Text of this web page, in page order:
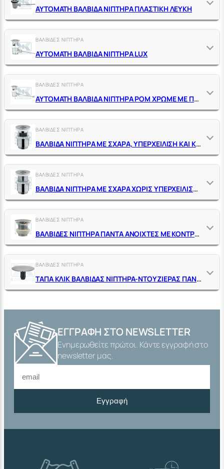
ΑΥΤΟΜΑΤΗ ΒΑΛΒΙΔΑ ΝΙΠΤΗΡΑ ΠΛΑΣΤΙΚΗ ΛΕΥΚΗ
ΒΑΛΒΙΔΕΣ ΝΙΠΤΗΡΑ
ΑΥΤΟΜΑΤΗ ΒΑΛΒΙΔΑ ΝΙΠΤΗΡΑ LUX
ΒΑΛΒΙΔΕΣ ΝΙΠΤΗΡΑ
ΑΥΤΟΜΑΤΗ ΒΑΛΒΙΔΑ ΝΙΠΤΗΡΑ ΡΟΜ ΧΡΩΜΕ ΜΕ ΠΟΜΟΛΟ, ΚΟΡΜΟΣ Φ44 ΓΥΑΛΙΣΜΕΝΟΣ
ΒΑΛΒΙΔΕΣ ΝΙΠΤΗΡΑ
ΒΑΛΒΙΔΑ ΝΙΠΤΗΡΑ ΜΕ ΣΧΑΡΑ, ΥΠΕΡΧΕΙΛΙΣΗ ΚΑΙ ΚΥΛΙΝΔΡΙΚΟ ΠΑΞΙΜΑΔΙ ΟΡΕΙΧΑΛΚΙΝΗ ΧΡΩΜΕ
ΒΑΛΒΙΔΕΣ ΝΙΠΤΗΡΑ
ΒΑΛΒΙΔΑ ΝΙΠΤΗΡΑ ΜΕ ΣΧΑΡΑ ΧΩΡΙΣ ΥΠΕΡΧΕΙΛΙΣΗ ΜΕ ΚΥΛΙΝΔΡΙΚΟ ΠΑΞΙΜΑΔΙ ΟΡΕΙΧΑΛΚΙΝΗ ΧΡΩΜΕ
ΒΑΛΒΙΔΕΣ ΝΙΠΤΗΡΑ
ΒΑΛΒΙΔΕΣ ΝΙΠΤΗΡΑ ΠΑΝΤΑ ΑΝΟΙΧΤΕΣ ΜΕ ΚΟΝΤΡΑ ΠΑΞΙΜΑΔΙ ΧΩΡΙΣ ΥΠΕΡΧΕΙΛΙΣΗ ΟΡΕΙΧΑΛΚΙΝΕΣ ΧΡΩΜΕ
ΒΑΛΒΙΔΕΣ ΝΙΠΤΗΡΑ
ΤΑΠΑ ΚΛΙΚ ΒΑΛΒΙΔΑΣ ΝΙΠΤΗΡΑ-ΝΤΟΥΖΙΕΡΑΣ ΠΑΝΤΑ ΑΝΟΙΧΤΗ ΟΡΕΙΧΑΛΚΙΝΗ
ΕΓΓΡΑΦΉ ΣΤΟ NEWSLETTER
Ενημερωθείτε πρώτοι. Κάντε εγγραφή στο
newsletter μας.
Εγγραφή